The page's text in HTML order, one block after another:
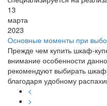
13
марта
2023
Основные моменты при
Прежде чем купить шкаф-
внимание особенности
рекомендуют выбирать
благодаря удобному
<
>